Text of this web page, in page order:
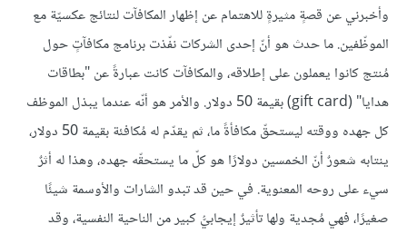
وأخبرني عن قصةٍ مثيرةٍ للاهتمام عن إظهار المكافآت لنتائج عكسيّة مع
الموظّفين. ما حدث هو أنّ إحدى الشركات نفّذت برنامج مكافآتٍ حول
مُنتج كانوا يعملون على إطلاقه، والمكافآت كانت عبارةً عن "بطاقات
هدايا" (gift card) بقيمة 50 دولار. والأمر هو أنّه عندما يبذل الموظف
كل جهده ووقته ليستحقّ مكافأةً ما، ثم يقدّم له مُكافئة بقيمة 50 دولار،
ينتابه شعورٌ أنّ الخمسين دولارًا هو كلّ ما يستحقّه جهده، وهذا له أثرٌ
سيء على روحه المعنوية. في حين قد تبدو الشارات والأوسمة شيئًا
صغيرًا، فهي مُجدية ولها تأثيرٌ إيجابيُّ كبير من الناحية النفسية، وقد